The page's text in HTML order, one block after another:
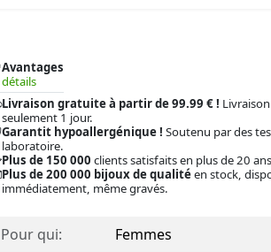
Avantages
détails
Livraison gratuite à partir de 99.99 € !
seulement 1 jour.
Garantit hypoallergénique ! Soutenu par des
laboratoire.
Plus de 150 000 clients satisfaits en plus de 20
Plus de 200 000 bijoux de qualitéen stock,
immédiatement, même gravés.
Pour qui:
Femmes